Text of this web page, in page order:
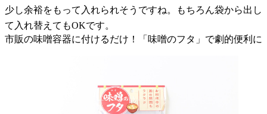
少し余裕をもって入れられそうですね。もちろん袋から出し
て入れ替えてもOKです。
市販の味噌容器に付けるだけ！「味噌のフタ」で劇的便利に